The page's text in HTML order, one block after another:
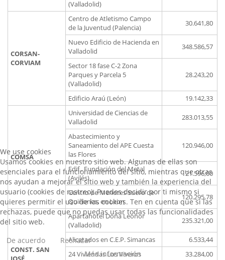
(Valladolid)
CORSAN-
CORVIAM
Centro de Atletismo Campo
de la Juventud (Palencia)
30.641,80
Nuevo Edificio de Hacienda en
Valladolid
348.586,57
Sector 18 fase C-2 Zona
Parques y Parcela 5
(Valladolid)
28.243,20
Edificio Araú (León) 19.142,33
COMSA
Universidad de Ciencias de
Valladolid
283.013,55
Abastecimiento y
Saneamiento del APE Cuesta
las Flores
120.946,00
Edif.. Fundación del Metal
(Avilés)
21.596,00
Centro de Menores Suero de
Quiñones, en Leon
120.295,78
CONST. SAN
Apartahotel Doña Leonor
(Valladolid)
235.321,00
Alicatados en C.E.P. Simancas
6.533,44
24 Viviendas Los Viveros
33.284,00
We use cookies
Usamos cookies en nuestro sitio web. Algunas de ellas son
esenciales para el funcionamiento del sitio, mientras que otras
nos ayudan a mejorar el sitio web y también la experiencia del
usuario (cookies de rastreo). Puedes decidir por ti mismo si
quieres permitir el uso de las cookies. Ten en cuenta que si las
rechazas, puede que no puedas usar todas las funcionalidades
del sitio web.
De acuerdo
Rechazar
Más información